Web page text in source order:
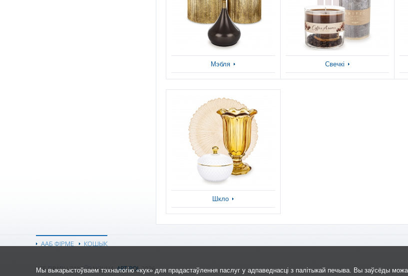
Мэбля Свечкі
Шкло
ААБ ФІРМЕ КОШЫК
УСЕ ПРАВЫ ЗАХОЎВАЮЦЦА,ART-POL2026.
Мы выкарыстоўваем тэхналогію «кук» для прадастаўлення паслуг у адпаведнасці з палітыкай печыва. Вы заўсёды